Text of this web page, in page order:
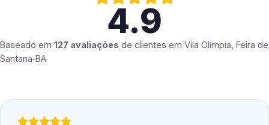
4.9
Baseado em 127 avaliações de clientes em Vila Olímpia, Feira de
Santana‑BA